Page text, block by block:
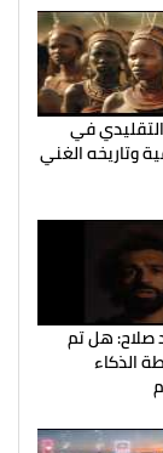
التقليدي في
وتاريخه الغني
صلاح: هل تم
الذكاء